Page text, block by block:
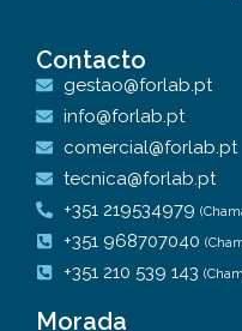
Contacto
gestao@forlab.pt
info@forlab.pt
comercial@forlab.pt
tecnica@forlab.pt
+351 219534979
+351 968707040
+351 210 539 143
Morada